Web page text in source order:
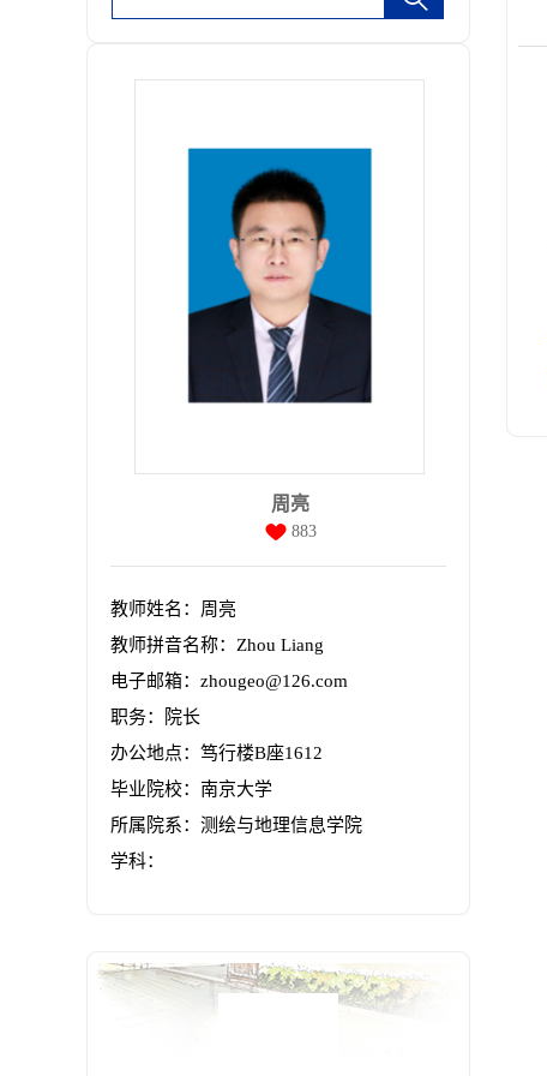
周亮
883
教师姓名：周亮
教师拼音名称：Zhou Liang
电子邮箱： zhougeo@126.com
职务：院长
办公地点：笃行楼B座1612
毕业院校：南京大学
所属院系：测绘与地理信息学院
学科：